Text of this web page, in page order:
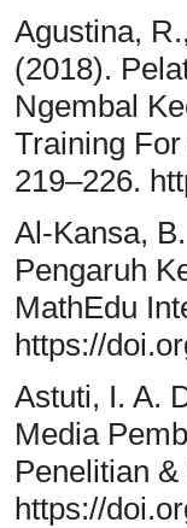
Agustina,
(2018).
Ngembal
Training
219–226.
Al-Kansa,
Pengaruh
MathEdu
https://
Astuti, I. A.
Media
Penelitian
https://